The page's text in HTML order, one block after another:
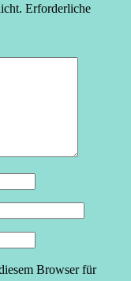
Erforderliche
Browser für